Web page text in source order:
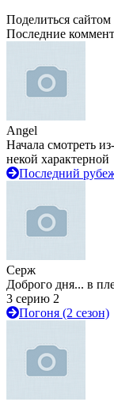
Поделиться сайтом
Последние
Angel
Начала смотреть
некой характерной
Последний
Серж
Доброго дня... в
3 серию 2
Погоня (2 сезон)